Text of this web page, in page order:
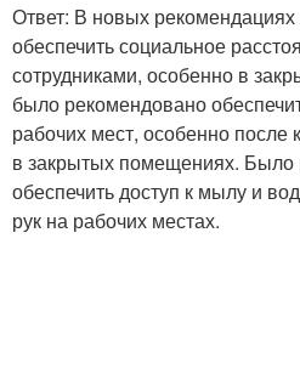
Ответ: В новых
обеспечить социальное
сотрудниками, особенно в
было рекомендовано
рабочих мест, особенно после
в закрытых помещениях. Было
обеспечить доступ к мылу и
рук на рабочих местах.